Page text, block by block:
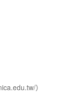
）